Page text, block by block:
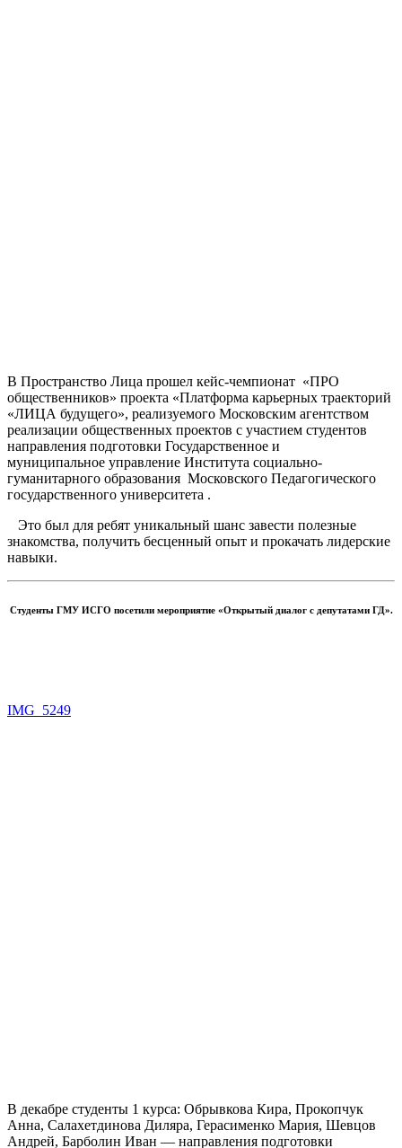
В Пространство Лица прошел кейс-чемпионат «ПРО
общественников» проекта «Платформа карьерных траекторий
«ЛИЦА будущего», реализуемого Московским агентством
реализации общественных проектов с участием студентов
направления подготовки Государственное и
муниципальное управление Института социально-
гуманитарного образования Московского Педагогического
государственного университета .
Это был для ребят уникальный шанс завести полезные
знакомства, получить бесценный опыт и прокачать лидерские
навыки.
Студенты ГМУ ИСГО посетили мероприятие «Открытый диалог с депутатами ГД».
IMG_5249
В декабре студенты 1 курса: Обрывкова Кира, Прокопчук
Анна, Салахетдинова Диляра, Герасименко Мария, Шевцов
Андрей, Барболин Иван — направления подготовки